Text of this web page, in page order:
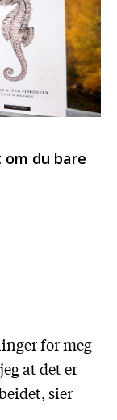
du bare
for meg
at det er
sier